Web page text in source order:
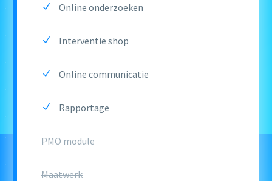
Online onderzoeken
Interventie shop
Online communicatie
Rapportage
PMO module
Maatwerk